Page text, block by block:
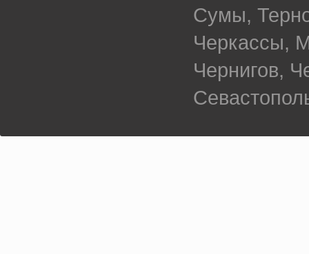
Сумы,
Черкассы,
Чернигов,